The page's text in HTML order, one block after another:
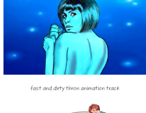
fast and dirty thron animation track